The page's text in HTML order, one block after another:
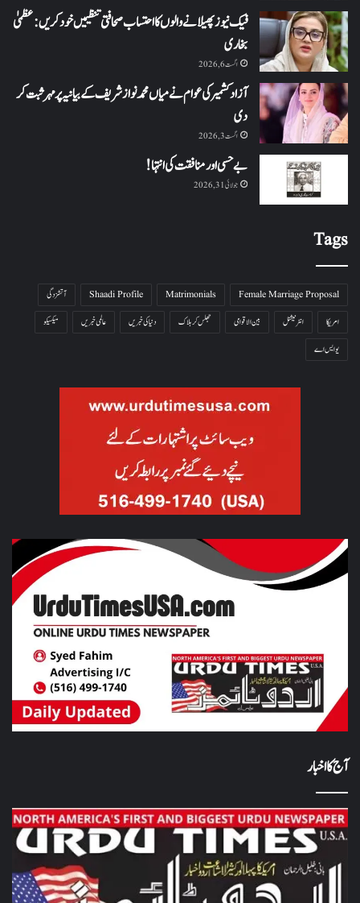
فیک نیوز پھیلانے والوں کا احتساب صحافتی تنظیمیں خود کریں: عظمیٰ
بخاری
اگست 6, 2026
آزاد کشمیر کی عوام نے میاں محمد نواز شریف کے بیانیہ پر مہر ثبت کر
دی
اگست 3, 2026
بے حسی اور منافقت کی انتہا !
جولائی 31, 2026
Tags
Female Marriage Proposal
Matrimonials
Shaadi Profile
آتشزدگی
امریکا
انٹرنیشنل بین الاقوامی جھلس کر ہلاک دنیا کی خبریں عالمی خبریں
میکسیکو
یو ایس اے
آج کا اخبار